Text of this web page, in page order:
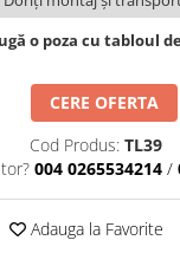
o poza cu tabloul
CERE OFERTA
Cod Produs: TL39
004 0265534214 /
Adauga la Favorite